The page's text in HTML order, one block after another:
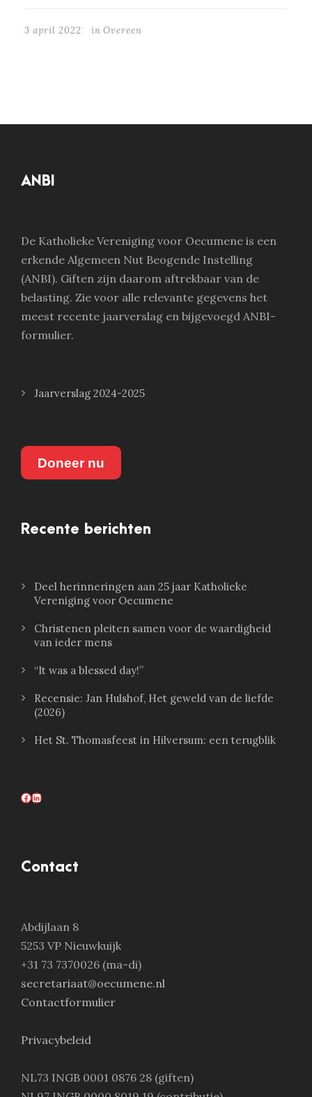
3 april 2022 in Overeen
ANBI
De Katholieke Vereniging voor Oecumene is een
erkende Algemeen Nut Beogende Instelling
(ANBI). Giften zijn daarom aftrekbaar van de
belasting. Zie voor alle relevante gegevens het
meest recente jaarverslag en bijgevoegd ANBI-
formulier.
Jaarverslag 2024-2025
Doneer nu
Recente berichten
Deel herinneringen aan 25 jaar Katholieke
Vereniging voor Oecumene
Christenen pleiten samen voor de waardigheid
van ieder mens
“It was a blessed day!”
Recensie: Jan Hulshof, Het geweld van de liefde
(2026)
Het St. Thomasfeest in Hilversum: een terugblik
Facebook LinkedIn
Contact
Abdijlaan 8
5253 VP Nieuwkuijk
+31 73 7370026 (ma-di)
secretariaat@oecumene.nl
Contactformulier
Privacybeleid
NL73 INGB 0001 0876 28 (giften)